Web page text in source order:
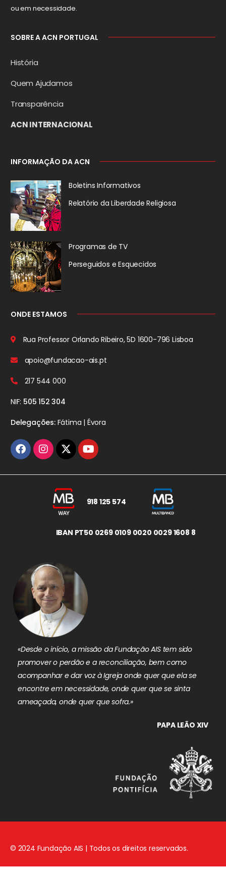
ou em necessidade.
SOBRE A ACN PORTUGAL
História
Quem Ajudamos
Transparência
ACN INTERNACIONAL
INFORMAÇÃO DA ACN
Boletins Informativos
Relatório da Liberdade Religiosa
Programas de TV
Perseguidos e Esquecidos
ONDE ESTAMOS
Rua Professor Orlando Ribeiro, 5D 1600-796 Lisboa
apoio@fundacao-ais.pt
217 544 000
NIF: 505 152 304
Delegações:Fátima | Évora
918 125 574
IBAN PT50 0269 0109 0020 0029 1608 8
«Desde o início, a missão da Fundação AIS tem sido
promover o perdão e a reconciliação, bem como
acompanhar e dar voz à Igreja onde quer que ela se
encontre em necessidade, onde quer que se sinta
ameaçada, onde quer que sofra.»
PAPA LEÃO XIV
© 2024 Fundação AIS | Todos os direitos reservados.